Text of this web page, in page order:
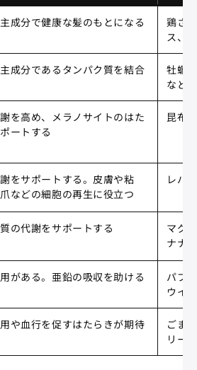
成分で健康な髪のもとになる
鶏さ
ス、
成分であるタンパク質を結合
牡蠣
など
を高め、メラノサイトのはた
ートする
昆布
をサポートする。皮膚や粘
などの細胞の再生に役立つ
レバ
の代謝をサポートする
マグ
ナナ
がある。亜鉛の吸収を助ける
パプ
ウイ
や血行を促すはたらきが期待
ごま
リー